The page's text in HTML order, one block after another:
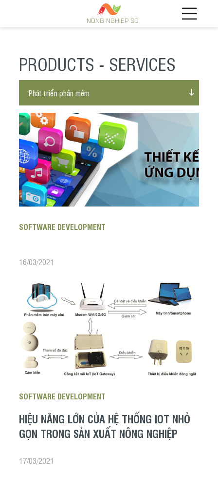
NONG NGHIEP SO
PRODUCTS - SERVICES
Phát triển phần mềm
SOFTWARE DEVELOPMENT
16/03/2021
SOFTWARE DEVELOPMENT
HIỆU NĂNG LỚN CỦA HỆ THỐNG IOT NHỎ
GỌN TRONG SẢN XUẤT NÔNG NGHIỆP
17/03/2021